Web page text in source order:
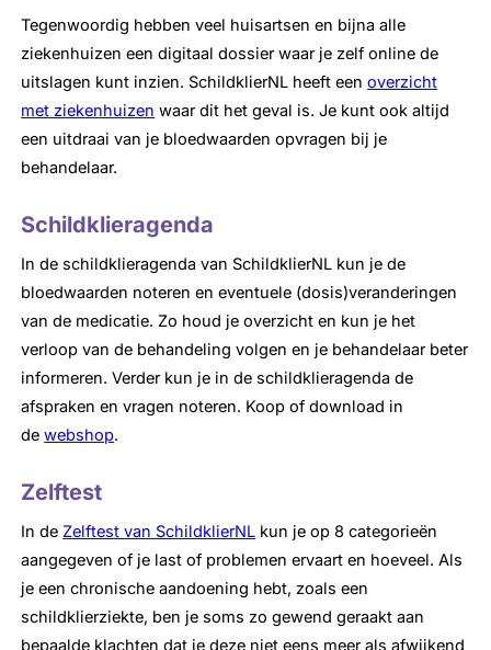
Tegenwoordig hebben veel huisartsen en bijna alle
ziekenhuizen een digitaal dossier waar je zelf online de
uitslagen kunt inzien. SchildklierNL heeft eenoverzicht
met ziekenhuizen waar dit het geval is. Je kunt ook altijd
een uitdraai van je bloedwaarden opvragen bij je
behandelaar.
Schildklieragenda
In de schildklieragenda van SchildklierNL kun je de
bloedwaarden noteren en eventuele (dosis)veranderingen
van de medicatie. Zo houd je overzicht en kun je het
verloop van de behandeling volgen en je behandelaar beter
informeren. Verder kun je in de schildklieragenda de
afspraken en vragen noteren. Koop of download in
dewebshop.
Zelftest
In de Zelftest van SchildklierNL kun je op 8 categorieën
aangegeven of je last of problemen ervaart en hoeveel. Als
je een chronische aandoening hebt, zoals een
schildklierziekte, ben je soms zo gewend geraakt aan
bepaalde klachten dat je deze niet eens meer als afwijkend